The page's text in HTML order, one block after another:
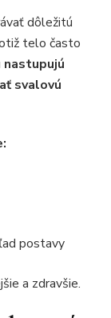
dôležitú
telo často
nastupujú
svalovú
postavy
a zdravšie.